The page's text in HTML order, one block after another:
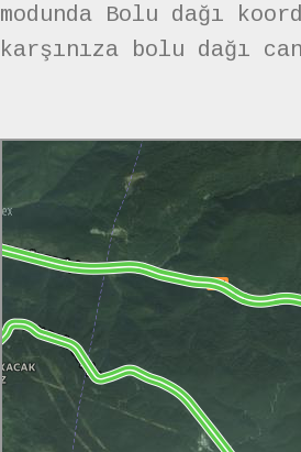
modunda Bolu dağı
karşınıza bolu dağı